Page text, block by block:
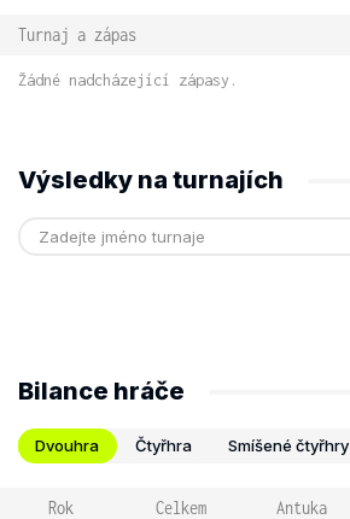
Turnaj a zápas
Žádné nadcházející zápasy.
Výsledky na turnajích
Bilance hráče
Dvouhra Čtyřhra Smíšené čtyřhry
Rok Celkem Antuka